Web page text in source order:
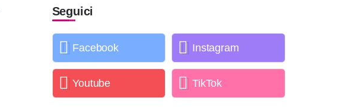
Seguici
Facebook Instagram
Youtube TikTok